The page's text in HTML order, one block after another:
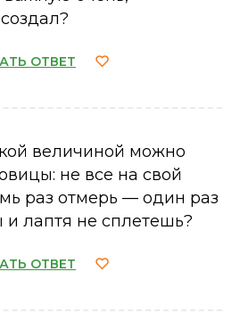
ОТВЕТ
величиной можно
не все на свой
раз отмерь — один раз
и лаптя не сплетешь?
ОТВЕТ